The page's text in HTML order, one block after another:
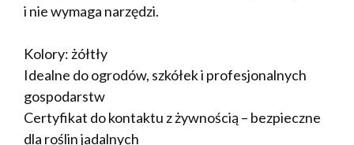
i nie wymaga narzędzi.
Kolory: żółtły
Idealne do ogrodów, szkółek i profesjonalnych
gospodarstw
Certyfikat do kontaktu z żywnością – bezpieczne
dla roślin jadalnych